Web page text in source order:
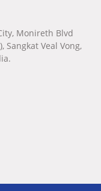
Monireth Blvd
Sangkat Veal Vong,